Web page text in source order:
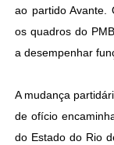
ao partido Avante.
os quadros do
a desempenhar
A mudança
de ofício
do Estado do Rio